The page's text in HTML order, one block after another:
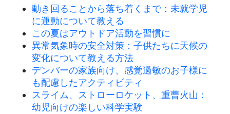
動き回ることから落ち着くまで：未就学児
に運動について教える
この夏はアウトドア活動を習慣に
異常気象時の安全対策：子供たちに天候の
変化について教える方法
デンバーの家族向け、感覚過敏のお子様に
も配慮したアクティビティ
スライム、ストローロケット、重曹火山：
幼児向けの楽しい科学実験